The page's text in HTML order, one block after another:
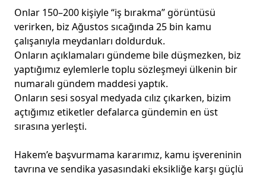
Onlar 150–200 kişiyle “iş bırakma” görüntüsü
verirken, biz Ağustos sıcağında 25 bin kamu
çalışanıyla meydanları doldurduk.
Onların açıklamaları gündeme bile düşmezken, biz
yaptığımız eylemlerle toplu sözleşmeyi ülkenin bir
numaralı gündem maddesi yaptık.
Onların sesi sosyal medyada cılız çıkarken, bizim
açtığımız etiketler defalarca gündemin en üst
sırasına yerleşti.
Hakem’e başvurmama kararımız, kamu işvereninin
tavrına ve sendika yasasındaki eksikliğe karşı güçlü